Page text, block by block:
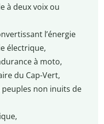
à deux voix ou
l’énergie
électrique,
à moto,
du Cap-Vert,
non inuits de